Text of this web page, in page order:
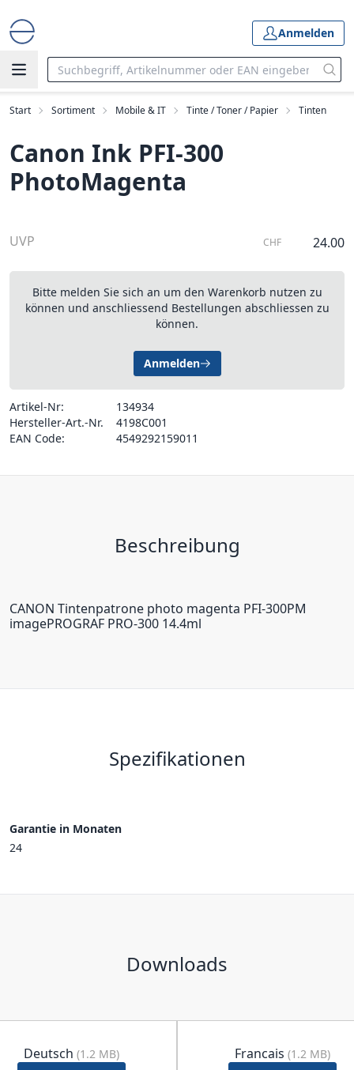
Anmelden
Start Sortiment Mobile & IT Tinte / Toner / Papier Tinten
Canon Ink PFI-300
PhotoMagenta
UVP CHF 24.00
Bitte melden Sie sich an um den Warenkorb nutzen zu
können und anschliessend Bestellungen abschliessen zu
können.
Anmelden
Artikel-Nr:
134934
Hersteller-Art.-Nr.
4198C001
EAN Code:
4549292159011
Beschreibung
CANON Tintenpatrone photo magenta PFI-300PM
imagePROGRAF PRO-300 14.4ml
Spezifikationen
Garantie in Monaten
24
Downloads
Deutsch (1.2 MB)
Francais (1.2 MB)